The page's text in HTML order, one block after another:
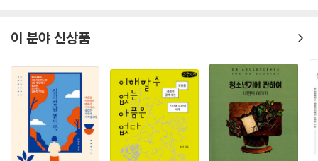
이 분야 신상품